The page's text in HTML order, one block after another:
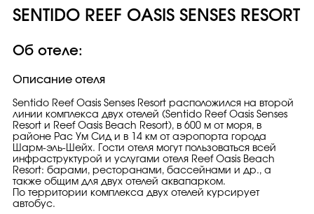
SENTIDO REEF OASIS SENSES RESORT
Об отеле:
Описание отеля
Sentido Reef Oasis Senses Resort расположился на второй
линии комплекса двух отелей (Sentido Reef Oasis Senses
Resort и Reef Oasis Beach Resort), в 600 м от моря, в
районе Рас Ум Сид и в 14 км от аэропорта города
Шарм-эль-Шейх. Гости отеля могут пользоваться всей
инфраструктурой и услугами отеля Reef Oasis Beach
Resort: барами, ресторанами, бассейнами и др., а
также общим для двух отелей аквапарком.
По территории комплекса двух отелей курсирует
автобус.